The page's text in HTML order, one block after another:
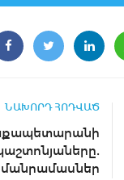
ՆԱԽՈՐԴ ՀՈԴՎԱԾ
մանրամասներ